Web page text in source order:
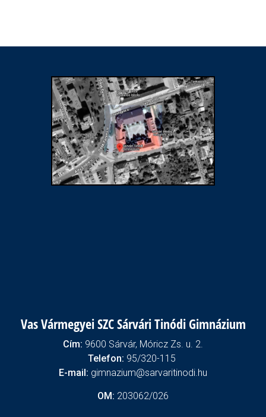
Vas Vármegyei SZC Sárvári Tinódi Gimnázium
Cím: 9600 Sárvár, Móricz Zs. u. 2.
Telefon: 95/320-115
E-mail: gimnazium@sarvaritinodi.hu
OM: 203062/026